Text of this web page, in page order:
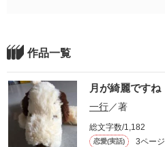
作品一覧
月が綺麗ですね
一行／著
総文字数/1,182
恋愛(実話) 3ページ